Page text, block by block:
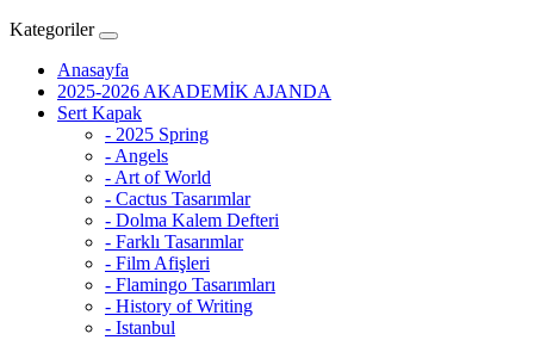
Kategoriler
Anasayfa
2025-2026 AKADEMİK AJANDA
Sert Kapak
- 2025 Spring
- Angels
- Art of World
- Cactus Tasarımlar
- Dolma Kalem Defteri
- Farklı Tasarımlar
- Film Afişleri
- Flamingo Tasarımları
- History of Writing
- Istanbul